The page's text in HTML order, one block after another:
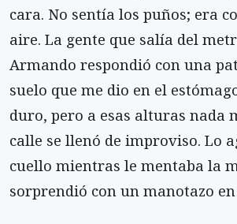
cara. No sentía los puños; era
aire. La gente que salía del
Armando respondió con una
suelo que me dio en el
duro, pero a esas alturas nada
calle se llenó de improviso. Lo
cuello mientras le mentaba la
sorprendió con un manotazo